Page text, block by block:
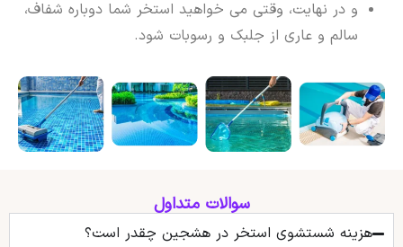
و در نهایت، وقتی می خواهید استخر شما دوباره شفاف،
سالم و عاری از جلبک و رسوبات شود.
سوالات متداول
هزینه شستشوی استخر در هشجین چقدر است؟